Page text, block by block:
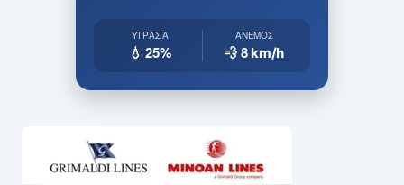
ΥΓΡΑΣΊΑ
💧 25%
ΆΝΕΜΟΣ
💨 8km/h